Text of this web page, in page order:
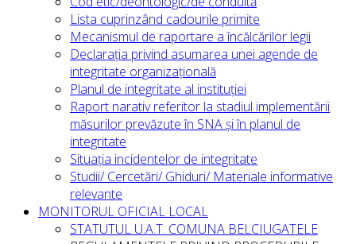
Lista cuprinzând cadourile primite
Mecanismul de raportare a încălcărilor legii
Declarația privind asumarea unei agende de
integritate organizațională
Planul de integritate al instituției
Raport narativ referitor la stadiul implementării
măsurilor prevăzute în SNA și în planul de
integritate
Situația incidentelor de integritate
Studii/ Cercetări/ Ghiduri/ Materiale informative
relevante
MONITORUL OFICIAL LOCAL
STATUTUL U.A.T. COMUNA BELCIUGATELE